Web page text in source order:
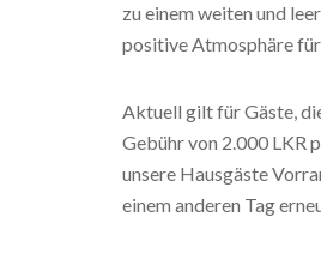
zu einem weiten und
positive Atmosphäre für
Aktuell gilt für Gäste,
Gebühr von 2.000 LKR
unsere Hausgäste
einem anderen Tag